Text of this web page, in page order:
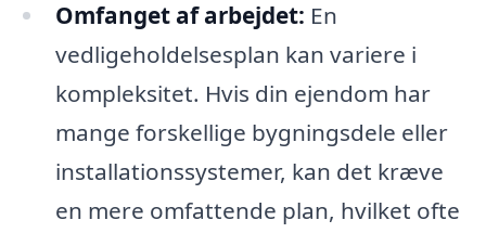
Omfanget af arbejdet: En
vedligeholdelsesplan kan variere i
kompleksitet. Hvis din ejendom har
mange forskellige bygningsdele eller
installationssystemer, kan det kræve
en mere omfattende plan, hvilket ofte